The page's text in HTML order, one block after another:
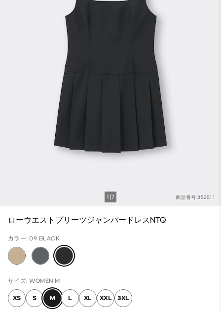
商品番号:352511
1 7
ローウエストプリーツジャンパードレスNTQ
カラー: 09 BLACK
サイズ: WOMEN M
XS S M L XL XXL 3XL